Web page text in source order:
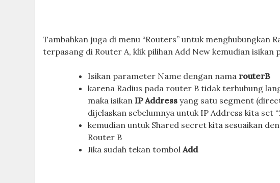
Tambahkan juga di menu “Routers” untuk menghubungkan
terpasang di Router A, klik pilihan Add New kemudian
Isikan parameter Name dengan nama routerB
karena Radius pada router B tidak terhubung
maka isikanIP Addressyang satu segment
dijelaskan sebelumnya untuk IP Address kita set “
kemudian untuk Shared secret kita sesuaikan
Router B
Jika sudah tekan tombolAdd